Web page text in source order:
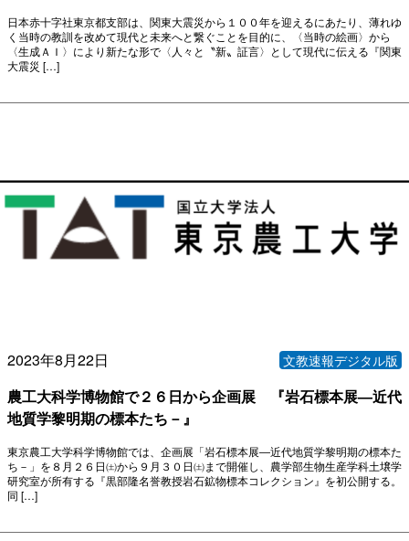
日本赤十字社東京都支部は、関東大震災から１００年を迎えるにあたり、薄れゆ
く当時の教訓を改めて現代と未来へと繋ぐことを目的に、〈当時の絵画〉から
〈生成ＡＩ〉により新たな形で〈人々と〝新〟証言〉として現代に伝える『関東
大震災 […]
2023年8月22日 文教速報デジタル版
農工大科学博物館で２６日から企画展 『岩石標本展―近代
地質学黎明期の標本たち－』
東京農工大学科学博物館では、企画展「岩石標本展―近代地質学黎明期の標本た
ち－」を８月２６日㈯から９月３０日㈯まで開催し、農学部生物生産学科土壌学
研究室が所有する『黒部隆名誉教授岩石鉱物標本コレクション』を初公開する。
同 […]